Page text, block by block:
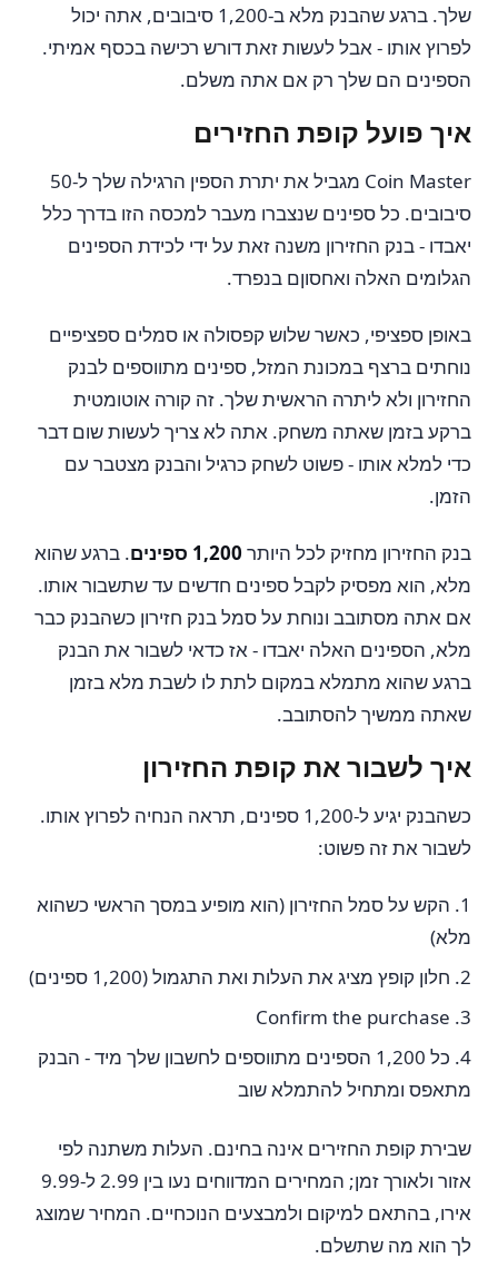
שלך. ברגע שהבנק מלא ב-1,200 סיבובים, אתה יכול
לפרוץ אותו - אבל לעשות זאת דורש רכישה בכסף אמיתי.
הספינים הם שלך רק אם אתה משלם.
איך פועל קופת החזירים
Coin Master מגביל את יתרת הספין הרגילה שלך ל-50
סיבובים. כל ספינים שנצברו מעבר למכסה הזו בדרך כלל
יאבדו - בנק החזירון משנה זאת על ידי לכידת הספינים
הגלומים האלה ואחסוןם בנפרד.
באופן ספציפי, כאשר שלוש קפסולה או סמלים ספציפיים
נוחתים ברצף במכונת המזל, ספינים מתווספים לבנק
החזירון ולא ליתרה הראשית שלך. זה קורה אוטומטית
ברקע בזמן שאתה משחק. אתה לא צריך לעשות שום דבר
כדי למלא אותו - פשוט לשחק כרגיל והבנק מצטבר עם
הזמן.
בנק החזירון מחזיק לכל היותר 1,200 ספינים
. ברגע שהוא
מלא, הוא מפסיק לקבל ספינים חדשים עד שתשבור אותו.
אם אתה מסתובב ונוחת על סמל בנק חזירון כשהבנק כבר
מלא, הספינים האלה יאבדו - אז כדאי לשבור את הבנק
ברגע שהוא מתמלא במקום לתת לו לשבת מלא בזמן
שאתה ממשיך להסתובב.
איך לשבור את קופת החזירון
כשהבנק יגיע ל-1,200 ספינים, תראה הנחיה לפרוץ אותו.
לשבור את זה פשוט:
הקש על סמל החזירון (הוא מופיע במסך הראשי כשהוא
מלא)
חלון קופץ מציג את העלות ואת התגמול (1,200 ספינים)
Confirm the purchase
כל 1,200 הספינים מתווספים לחשבון שלך מיד - הבנק
מתאפס ומתחיל להתמלא שוב
שבירת קופת החזירים אינה בחינם. העלות משתנה לפי
אזור ולאורך זמן; המחירים המדווחים נעו בין 2.99 ל-9.99
אירו, בהתאם למיקום ולמבצעים הנוכחיים. המחיר שמוצג
לך הוא מה שתשלם.